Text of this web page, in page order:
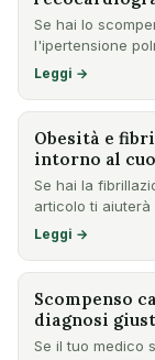
Se hai lo
l'ipertensione
l'ecoc…
Leggi →
Obesità e
intorno al
Se hai la
articolo ti
Leggi →
Scompenso
diagnosi
Se il tuo medico